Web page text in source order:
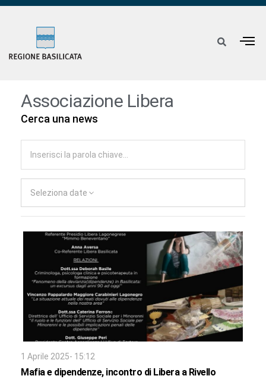
Associazione Libera
Cerca una news
Seleziona date
1 Aprile 2025- 15:12
Mafia e dipendenze, incontro di Libera a Rivello